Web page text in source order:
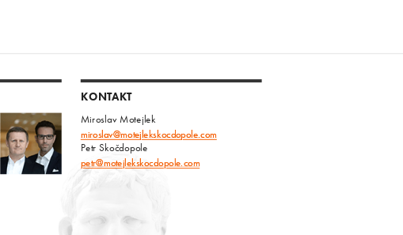
KONTAKT
Miroslav Motejlek
miroslav@motejlekskocdopole.com
Petr Skočdopole
petr@motejlekskocdopole.com